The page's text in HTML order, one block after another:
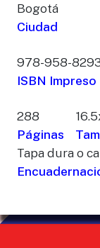
Bogotá
Ciudad
978-958-
ISBN Impreso
288
Páginas
Tapa dura o